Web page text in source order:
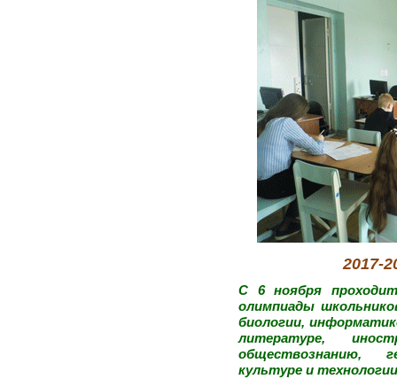
2017-
С 6 ноября
олимпиады
биологии,
литературе,
обществознанию,
культуре и